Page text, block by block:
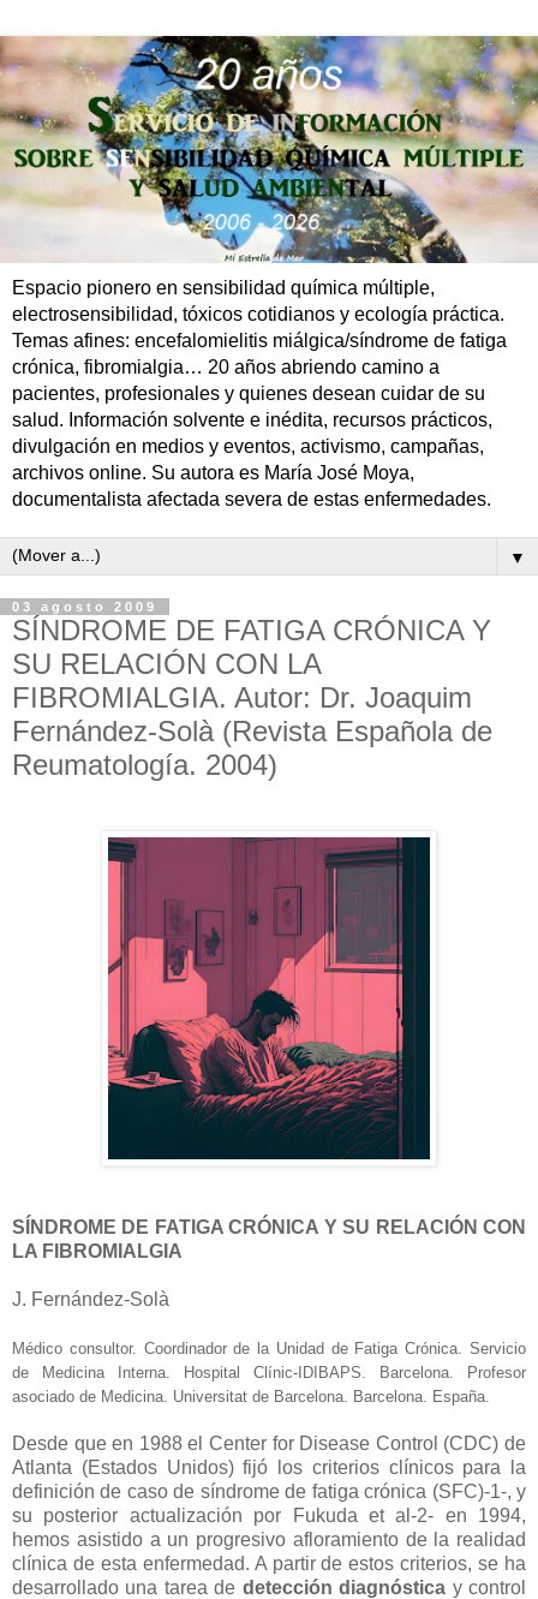
Espacio pionero en sensibilidad química múltiple,
electrosensibilidad, tóxicos cotidianos y ecología práctica.
Temas afines: encefalomielitis miálgica/síndrome de fatiga
crónica, fibromialgia… 20 años abriendo camino a
pacientes, profesionales y quienes desean cuidar de su
salud. Información solvente e inédita, recursos prácticos,
divulgación en medios y eventos, activismo, campañas,
archivos online. Su autora es María José Moya,
documentalista afectada severa de estas enfermedades.
▼
03 agosto 2009
SÍNDROME DE FATIGA CRÓNICA Y
SU RELACIÓN CON LA
FIBROMIALGIA. Autor: Dr. Joaquim
Fernández-Solà (Revista Española de
Reumatología. 2004)
SÍNDROME DE FATIGA CRÓNICA Y SU RELACIÓN CON
LA FIBROMIALGIA
J. Fernández-Solà
Médico consultor. Coordinador de la Unidad de Fatiga Crónica. Servicio
de Medicina Interna. Hospital Clínic-IDIBAPS. Barcelona. Profesor
asociado de Medicina. Universitat de Barcelona. Barcelona. España.
Desde que en 1988 el Center for Disease Control (CDC) de
Atlanta (Estados Unidos) fijó los criterios clínicos para la
definición de caso de síndrome de fatiga crónica (SFC)-1-, y
su posterior actualización por Fukuda et al-2- en 1994,
hemos asistido a un progresivo afloramiento de la realidad
clínica de esta enfermedad. A partir de estos criterios, se ha
desarrollado una tarea de detección diagnóstica y control